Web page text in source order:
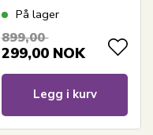
Vendbart med
På lager
899,00
299,00 NOK
Legg i kurv